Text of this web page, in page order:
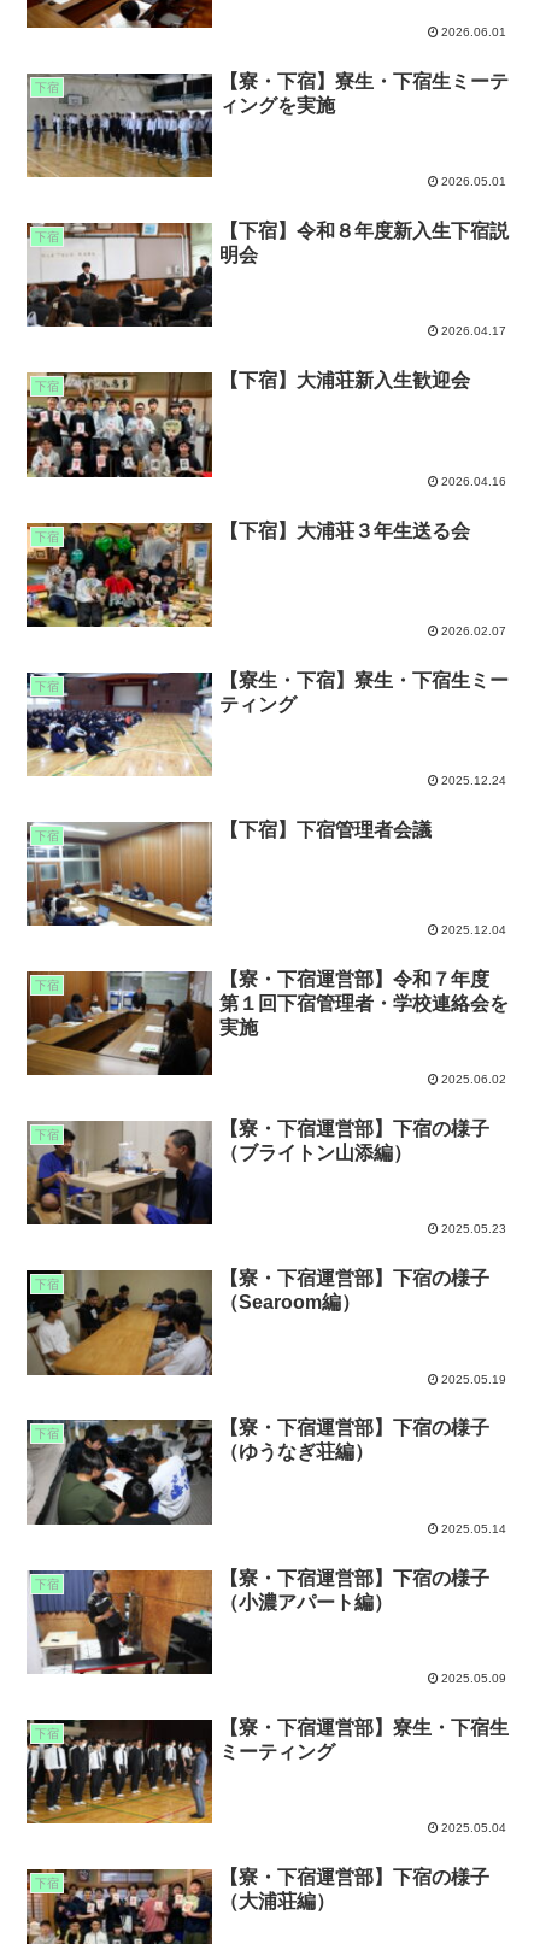
2026.06.01
下宿
【寮・下宿】寮生・下宿生ミーテ
ィングを実施
2026.05.01
下宿
【下宿】令和８年度新入生下宿説
明会
2026.04.17
下宿 【下宿】大浦荘新入生歓迎会
2026.04.16
下宿 【下宿】大浦荘３年生送る会
2026.02.07
下宿
【寮生・下宿】寮生・下宿生ミー
ティング
2025.12.24
下宿 【下宿】下宿管理者会議
2025.12.04
下宿
【寮・下宿運営部】令和７年度
第１回下宿管理者・学校連絡会を
実施
2025.06.02
下宿
【寮・下宿運営部】下宿の様子
（ブライトン山添編）
2025.05.23
下宿
【寮・下宿運営部】下宿の様子
（Searoom編）
2025.05.19
下宿
【寮・下宿運営部】下宿の様子
（ゆうなぎ荘編）
2025.05.14
下宿
【寮・下宿運営部】下宿の様子
（小濃アパート編）
2025.05.09
下宿
【寮・下宿運営部】寮生・下宿生
ミーティング
2025.05.04
下宿
【寮・下宿運営部】下宿の様子
（大浦荘編）